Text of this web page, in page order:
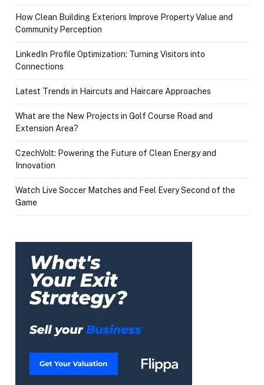
How Clean Building Exteriors Improve Property Value and
Community Perception
LinkedIn Profile Optimization: Turning Visitors into
Connections
Latest Trends in Haircuts and Haircare Approaches
What are the New Projects in Golf Course Road and
Extension Area?
CzechVolt: Powering the Future of Clean Energy and
Innovation
Watch Live Soccer Matches and Feel Every Second of the
Game